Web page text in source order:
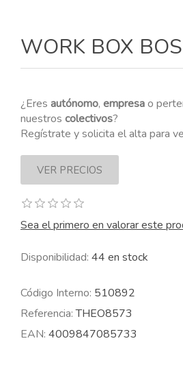
WORK BOX
¿Eres autónomo, empresao
nuestros colectivos?
Regístrate y solicita el alta para
Sea el primero en valorar este
Disponibilidad: 44 en stock
Código Interno: 510892
Referencia: THEO8573
EAN: 4009847085733